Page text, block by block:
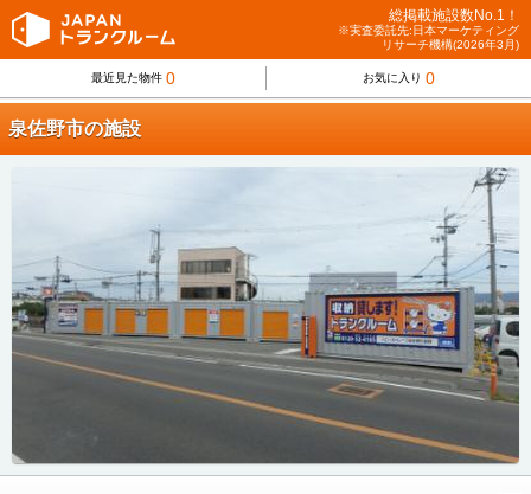
総掲載施設数No.1！
※実査委託先:日本マーケティング
リサーチ機構(2026年3月)
最近見た物件 0 お気に入り 0
泉佐野市の施設